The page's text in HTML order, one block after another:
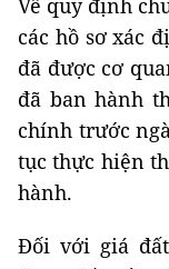
chính trước
tục thực hiện
hành.
Đối với giá
dụng đất, tiền
để đấu giá
Hội đồng